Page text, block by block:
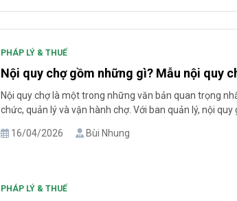
PHÁP LÝ & THUẾ
Nội quy chợ gồm những gì? Mẫu nội quy
Nội quy chợ là một trong những văn bản quan trọng
chức, quản lý và vận hành chợ. Với ban quản lý, nội
tiểu thương, [...]
16/04/2026 Bùi Nhung
PHÁP LÝ & THUẾ